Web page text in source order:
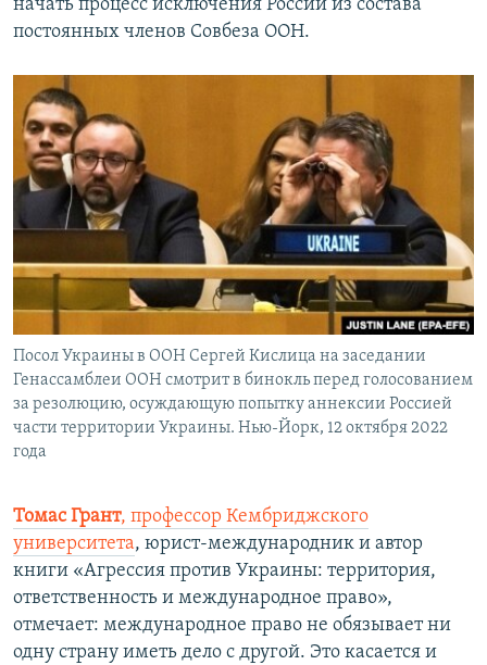
начать процесс исключения России из состава
постоянных членов Совбеза ООН.
Посол Украины в ООН Сергей Кислица на заседании
Генассамблеи ООН смотрит в бинокль перед голосованием
за резолюцию, осуждающую попытку аннексии Россией
части территории Украины. Нью-Йорк, 12 октября 2022
года
Томас Грант, профессор Кембриджского
университета, юрист-международник и автор
книги «Агрессия против Украины: территория,
ответственность и международное право»,
отмечает: международное право не обязывает ни
одну страну иметь дело с другой. Это касается и